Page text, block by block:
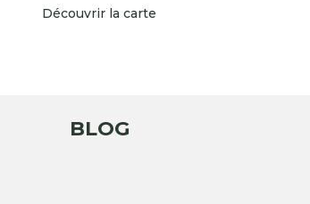
Découvrir la carte
BLOG